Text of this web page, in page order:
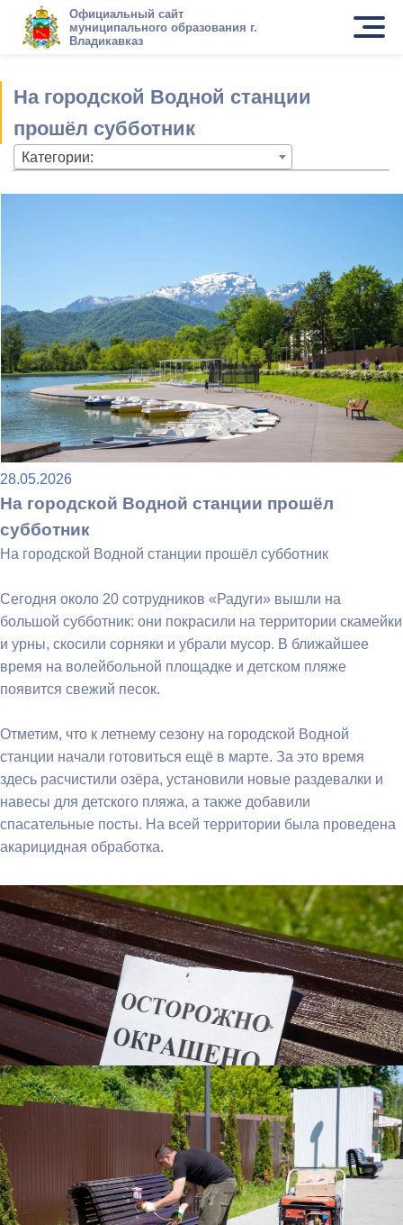
Официальный сайт
муниципального образования г.
Владикавказ
На городской Водной станции
прошёл субботник
Категории:
28.05.2026
На городской Водной станции прошёл
субботник
На городской Водной станции прошёл субботник
Сегодня около 20 сотрудников «Радуги» вышли на
большой субботник: они покрасили на территории скамейки
и урны, скосили сорняки и убрали мусор. В ближайшее
время на волейбольной площадке и детском пляже
появится свежий песок.
Отметим, что к летнему сезону на городской Водной
станции начали готовиться ещё в марте. За это время
здесь расчистили озёра, установили новые раздевалки и
навесы для детского пляжа, а также добавили
спасательные посты. На всей территории была проведена
акарицидная обработка.